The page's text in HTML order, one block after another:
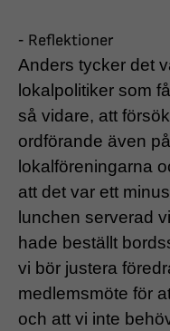
- Reflektioner
Anders tycker det
lokalpolitiker som
så vidare, att
ordförande även
lokalföreningarna
att det var ett
lunchen serverad
hade beställt
vi bör justera
medlemsmöte för
och att vi inte